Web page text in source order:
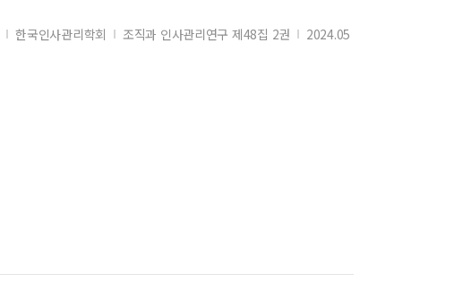
한국인사관리학회 조직과 인사관리연구 제48집 2권 2024.05